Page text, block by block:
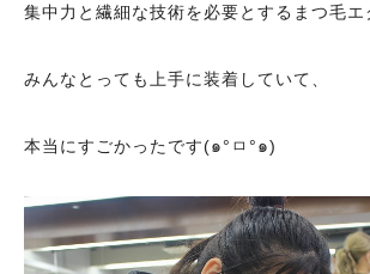
集中力と繊細な技術を必要とするまつ毛エ
みんなとっても上手に装着していて、
本当にすごかったです(๑°ㅁ°๑)